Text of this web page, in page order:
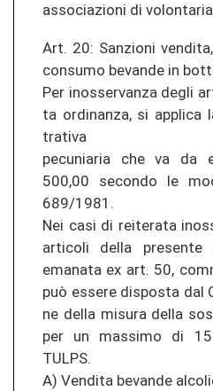
as­so­cia­zio­ni di
Art. 20: San­zio­ni
con­su­mo be­van­de in
Per in­os­ser­van­za degli
ta or­di­nan­za, si ap­pli­ca
tra­ti­va
pe­cu­nia­ria che va da
500,00 se­con­do le
689/1981.
Nei casi di re­ite­ra­ta
ar­ti­co­li della pre­sen­te
ema­na­ta ex art. 50,
può es­se­re dis­pos­ta dal
ne della mi­su­ra della
per un mas­si­mo di
TULPS.
A) Ven­di­ta be­van­de